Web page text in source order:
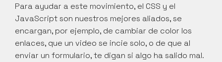
Para ayudar a este movimiento, el CSS y el
JavaScript son nuestros mejores aliados, se
encargan, por ejemplo, de cambiar de color los
enlaces, que un video se incie solo, o de que al
enviar un formulario, te digan si algo ha salido mal.